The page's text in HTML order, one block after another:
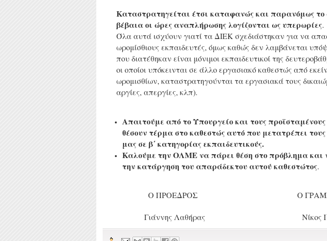
Καταστρατηγείται έτσι καταφανώς και παρανόμως το
βέβαια οι ώρες αναπλήρωσης λογίζονται ως υπερωρίες.
Όλα αυτά ισχύουν γιατί τα ΔΙΕΚ σχεδιάστηκαν για να
ωρομίσθιους εκπαιδευτές, όμως καθώς δεν λαμβάνεται
που διατέθηκαν είναι μόνιμοι εκπαιδευτικοί της
οι οποίοι υπόκεινται σε άλλο εργασιακό καθεστώς από
ωρομισθίων, καταστρατηγούνται τα εργασιακά τους
αργίες, απεργίες, κλπ).
Απαιτούμε από το Υπουργείο και τους
θέσουν τέρμα στο καθεστώς αυτό που μετατρέπει
μας σε β΄ κατηγορίας εκπαιδευτικούς.
Καλούμε την ΟΛΜΕ να πάρει θέση στο πρόβλημα και
την κατάργηση του απαράδεκτου αυτού καθεστώτος.
Ο ΠΡΟΕΔΡΟΣ Ο
Γιάννης Λαθήρας Νίκος